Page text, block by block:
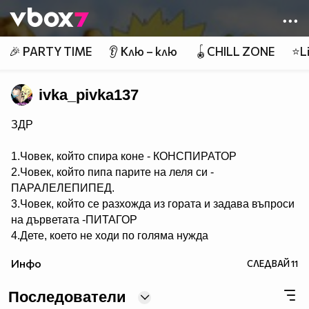
👾
🎉 PARTY TIME 👂 Клю – клю 🪀CHILL ZONE
ivka_pivka137
ЗДР
1.Човек, който спира коне - КОНСПИРАТОР
2.Човек, който пипа парите на леля си -
ПАРАЛЕЛЕПИПЕД.
3.Човек, който се разхожда из гората и задава въпроси
на дърветата -ПИТАГОР
4.Дете, което не ходи по голяма нужда
5.Хомосексуалист, който се изхожда по голяма нужда -
6.Човек, който ходи по голяма нужда по два пъти -
Инфо СЛЕДВАЙ11
Последователи